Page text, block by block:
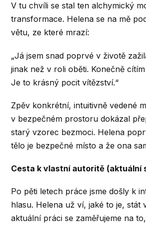
V tu chvíli se stal ten alchymický
transformace. Helena se na mě
větu, ze které mrazí:
„Já jsem snad poprvé v životě
jinak než v roli oběti. Konečně
Je to krásný pocit vítězství.“
Zpěv konkrétní, intuitivně vedené
v bezpečném prostoru dokázal
starý vzorec bezmoci. Helena
tělo je bezpečné místo a že ona
Cesta k vlastní autoritě (aktuální
Po pěti letech práce jsme došly k
hlasu. Helena už ví, jaké to je, stát
aktuální práci se zaměřujeme na